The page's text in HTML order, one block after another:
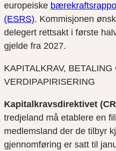
europeiske
(ESRS). Kommisjonen
delegert rettsakt i første
gjelde fra 2027.
KAPITALKRAV, BETALING
VERDIPAPIRISERING
Kapitalkravsdirektivet
tredjeland må etablere en
medlemsland der de tilbyr
gjennomføring er satt til